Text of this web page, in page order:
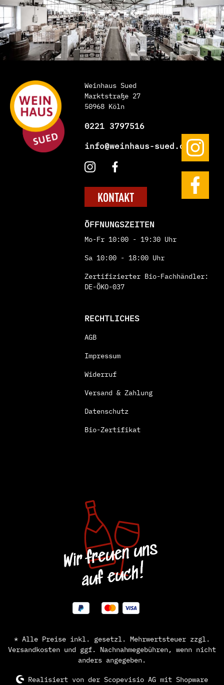
Weinhaus Sued
Marktstraße 27
50968 Köln
0221 3797516
info@weinhaus-sued.de
KONTAKT
ÖFFNUNGSZEITEN
Mo-Fr 10:00 - 19:30 Uhr
Sa 10:00 - 18:00 Uhr
Zertifizierter Bio-Fachhändler:
DE-ÖKO-037
RECHTLICHES
AGB
Impressum
Widerruf
Versand & Zahlung
Datenschutz
Bio-Zertifikat
* Alle Preise inkl. gesetzl. Mehrwertsteuer zzgl.
Versandkosten und ggf. Nachnahmegebühren, wenn nicht
anders angegeben.
Realisiert von derScopevisio AG mit Shopware